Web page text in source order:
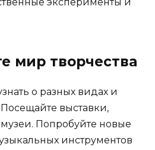
мир творчества
о разных видах и
выставки,
Попробуйте новые
инструментов